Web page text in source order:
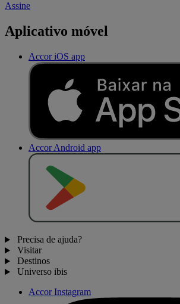
Assine
Aplicativo móvel
Accor iOS app
Accor Android app
Precisa de ajuda?
Visitar
Destinos
Universo ibis
Accor Instagram